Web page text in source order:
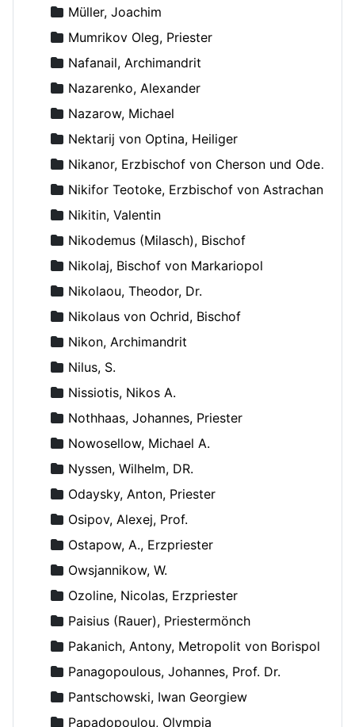
Müller, Joachim
Mumrikov Oleg, Priester
Nafanail, Archimandrit
Nazarenko, Alexander
Nazarow, Michael
Nektarij von Optina, Heiliger
Nikanor, Erzbischof von Cherson und Odessa
Nikifor Teotoke, Erzbischof von Astrachan
Nikitin, Valentin
Nikodemus (Milasch), Bischof
Nikolaj, Bischof von Markariopol
Nikolaou, Theodor, Dr.
Nikolaus von Ochrid, Bischof
Nikon, Archimandrit
Nilus, S.
Nissiotis, Nikos A.
Nothhaas, Johannes, Priester
Nowosellow, Michael A.
Nyssen, Wilhelm, DR.
Odaysky, Anton, Priester
Osipov, Alexej, Prof.
Ostapow, A., Erzpriester
Owsjannikow, W.
Ozoline, Nicolas, Erzpriester
Paisius (Rauer), Priestermönch
Pakanich, Antony, Metropolit von Borispol
Panagopoulous, Johannes, Prof. Dr.
Pantschowski, Iwan Georgiew
Papadopoulou, Olympia